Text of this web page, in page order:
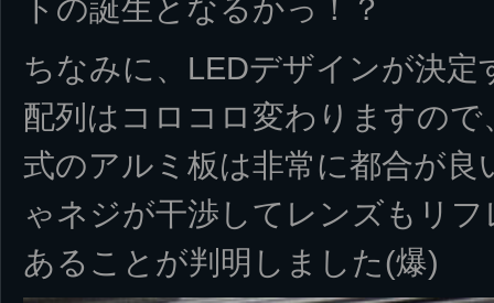
トの誕生となるかっ！？
ちなみに、LEDデザインが決定
配列はコロコロ変わりますの
式のアルミ板は非常に都合が
ゃネジが干渉してレンズもリ
あることが判明しました(爆)